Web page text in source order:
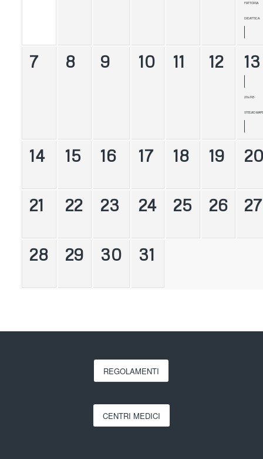
FATTORIA
DIDATTICA
7 8 9 10 11 12 13
20a RE-
STELVIO
14 15 16 17 18 19
21 22 23 24 25 26 27
28 29 30 31
REGOLAMENTI
CENTRI MEDICI